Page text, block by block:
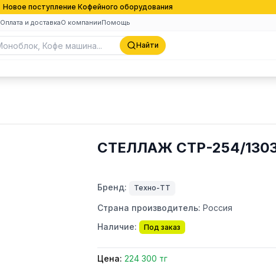
Новое поступление Кофейного оборудования
Оплата и доставкаО компанииПомощь
Найти
СТЕЛЛАЖ СТР-254/
Бренд: Техно-ТТ
Страна производитель: Россия
Наличие:
Под заказ
Цена: 224 300 тг